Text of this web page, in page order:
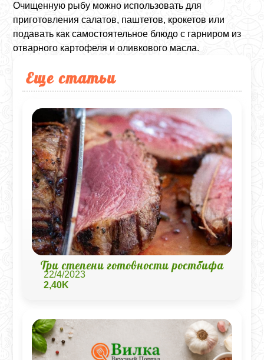
Очищенную рыбу можно использовать для
приготовления салатов, паштетов, крокетов или
подавать как самостоятельное блюдо с гарниром из
отварного картофеля и оливкового масла.
Еще статьи
Три степени готовности ростбифа
22/4/2023
2,40K